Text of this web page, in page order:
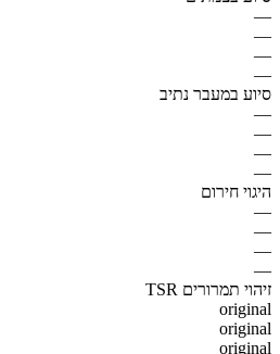
—
—
—
—
סיוע במעבר נתיב
—
—
—
—
היגוי חירום
—
—
—
—
זיהוי תמרורים TSR
original
original
original